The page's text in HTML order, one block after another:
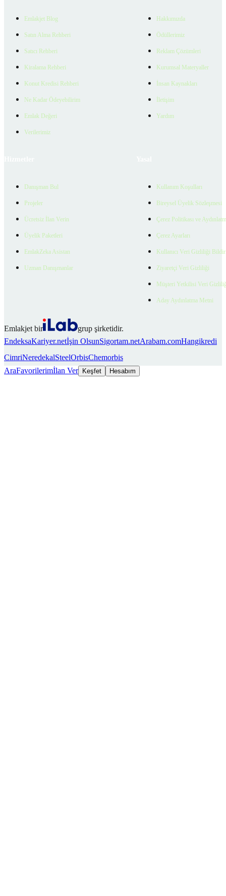
Emlakjet Blog
Satın Alma Rehberi
Satıcı Rehberi
Kiralama Rehberi
Konut Kredisi Rehberi
Ne Kadar Ödeyebilirim
Emlak Değeri
Verilerimiz
Hakkımızda
Ödüllerimiz
Reklam Çözümleri
Kurumsal Materyaller
İnsan Kaynakları
İletişim
Yardım
Danışman Bul
Projeler
Ücretsiz İlan Verin
Üyelik Paketleri
EmlakZeka Asistan
Uzman Danışmanlar
Kullanım Koşulları
Bireysel Üyelik Sözleşmesi
Çerez Politikası ve
Çerez Ayarları
Kullanıcı Veri Gizliliği
Ziyaretçi Veri Gizliliği
Müşteri Yetkilisi Veri
Aday Aydınlatma Metni
Emlakjet bir
grup şirketidir.
EndeksaKariyer.netİşin OlsunSigortam.netArabam.comHangikredi
CimriNeredekalSteelOrbisChemorbis
AraFavorilerimİlan Ver Keşfet Hesabım